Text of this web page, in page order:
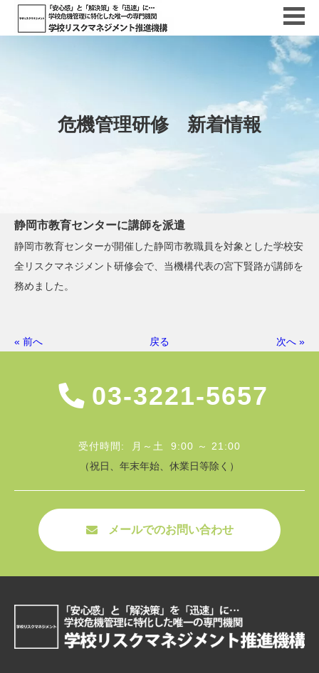
危機管理研修 新着情報
静岡市教育センターに講師を派遣
静岡市教育センターが開催した静岡市教職員を対象とした学校安
全リスクマネジメント研修会で、当機構代表の宮下賢路が講師を
務めました。
« 前へ 戻る 次へ »
03-3221-5657
受付時間: 月～土 9:00 ～ 21:00
（祝日、年末年始、休業日等除く）
メールでのお問い合わせ